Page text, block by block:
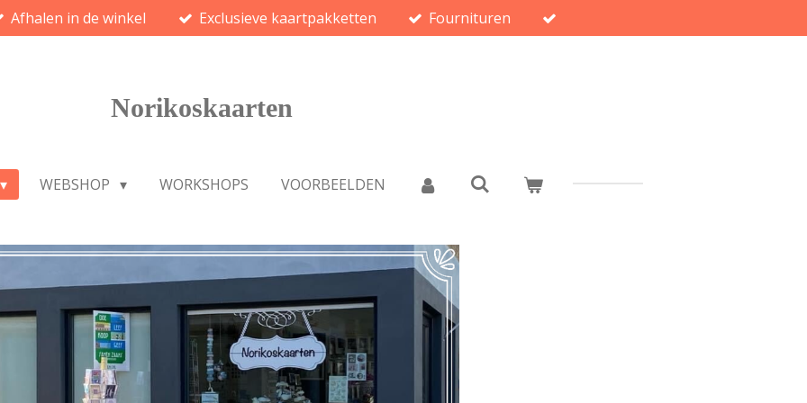
Afhalen in de winkel Exclusieve kaartpakketten Fournituren
Norikoskaarten
WEBSHOP WORKSHOPS VOORBEELDEN